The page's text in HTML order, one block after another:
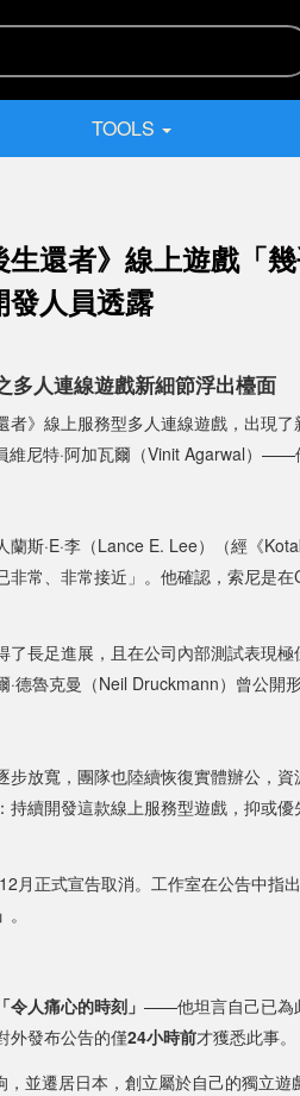
TOOLS
生還者》線上遊戲「
人員透露
多人連線遊戲新細節浮出檯面
者》線上服務型多人連線遊戲，出現
維尼特·阿加瓦爾（Vinit Agarwal）——
蘭斯·E·李（Lance E. Lee）（經《
非常、非常接近」。他確認，索尼是
了長足進展，且在公司內部測試表現
·德魯克曼（Neil Druckmann）曾公開
步放寬，團隊也陸續恢復實體辦公，
持續開發這款線上服務型遊戲，抑或優
月正式宣告取消。工作室在公告中指
。
「令人痛心的時刻」 ——他坦言自己已為
外發布公告的僅24小時前才獲悉此事。
並遷居日本，創立屬於自己的獨立遊